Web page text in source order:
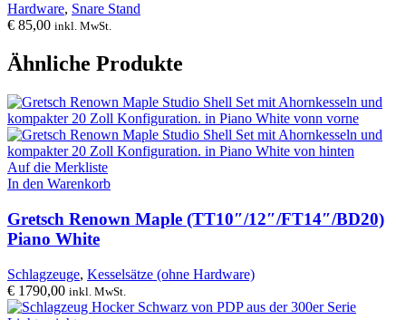
Hardware, Snare Stand
€ 85,00 inkl. MwSt.
Ähnliche Produkte
Auf die Merkliste
In den Warenkorb
Gretsch Renown Maple (TT10″/12″/FT14″/BD20)
Piano White
Schlagzeuge, Kesselsätze (ohne Hardware)
€ 1790,00 inkl. MwSt.